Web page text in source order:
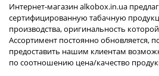
Интернет-магазин alkobox.in.ua
сертифицированную табачную
производства, оригинальность
Ассортимент постоянно обновляется,
предоставить нашим клиентам
по соотношению цена/качество